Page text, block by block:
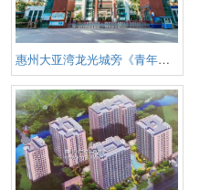
惠州大亚湾龙光城旁《青年公寓》